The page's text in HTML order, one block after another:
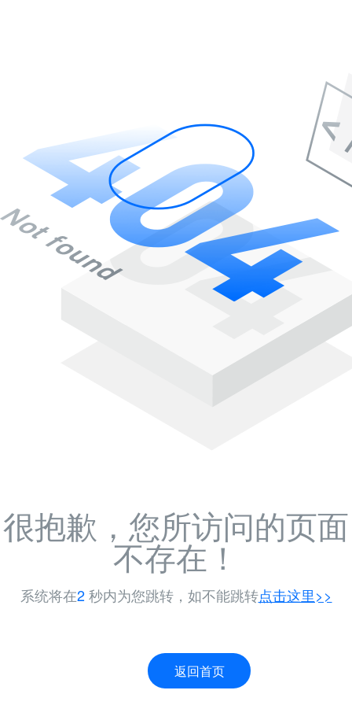
很抱歉，您所访问的页面
不存在！
系统将在2秒内为您跳转，如不能跳转点击这里>>
返回首页